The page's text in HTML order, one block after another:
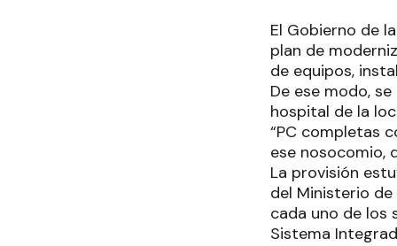
El Gobierno de
plan de
de equipos,
De ese modo,
hospital de la
“PC completas
ese nosocomio,
La provisión
del Ministerio
cada uno de los
Sistema